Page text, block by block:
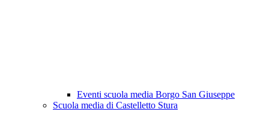
Eventi scuola media Borgo San Giuseppe
Scuola media di Castelletto Stura